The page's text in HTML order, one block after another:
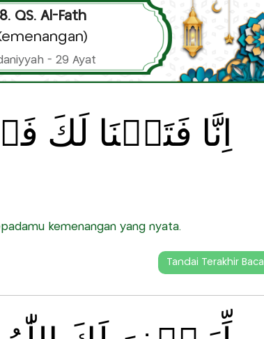
QS. Al-Fath
- 29 Ayat
اِنَّا فَتَحۡنَا لَكَ
kemenangan yang nyata.
Tandai Terakhir Baca